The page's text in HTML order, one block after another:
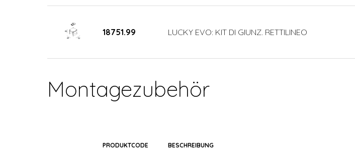
18751.99 LUCKY EVO: KIT DI GIUNZ. RETTILINEO
Montagezubehör
PRODUKTCODE BESCHREIBUNG